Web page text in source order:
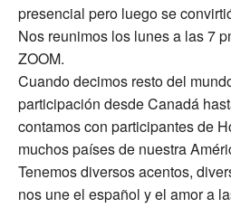
presencial pero luego se
Nos reunimos los lunes a las 7
ZOOM.
Cuando decimos resto del
participación desde Canadá
contamos con participantes de
muchos países de nuestra
Tenemos diversos acentos,
nos une el español y el amor a